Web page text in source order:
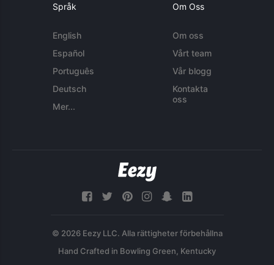
Språk
English
Español
Português
Deutsch
Mer...
Om Oss
Om oss
Vårt team
Vår blogg
Kontakta
oss
© 2026 Eezy LLC. Alla rättigheter förbehållna